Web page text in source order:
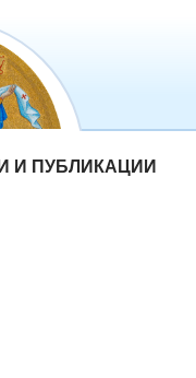
И ПУБЛИКАЦИИ